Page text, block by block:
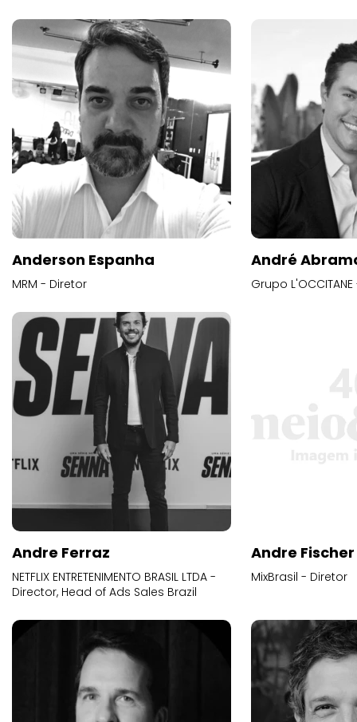
Anderson Espanha
MRM - Diretor
André
Grupo
Andre Ferraz
NETFLIX ENTRETENIMENTO BRASIL LTDA -
Director, Head of Ads Sales Brazil
Andre Fischer
MixBrasil - Diretor